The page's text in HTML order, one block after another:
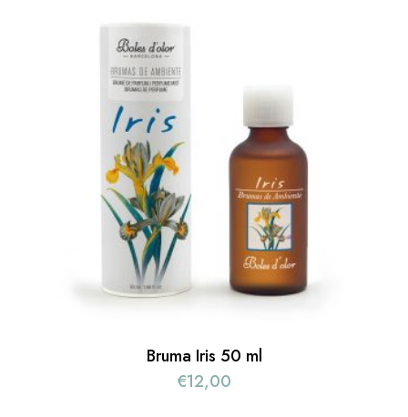
Bruma Iris 50 ml
€12,00